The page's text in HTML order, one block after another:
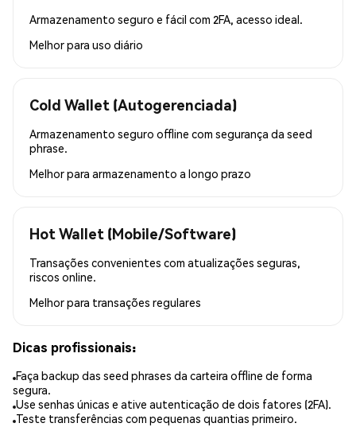
Armazenamento seguro e fácil com 2FA, acesso ideal.
Melhor para uso diário
Cold Wallet (Autogerenciada)
Armazenamento seguro offline com segurança da seed
phrase.
Melhor para armazenamento a longo prazo
Hot Wallet (Mobile/Software)
Transações convenientes com atualizações seguras,
riscos online.
Melhor para transações regulares
Dicas profissionais:
Faça backup das seed phrases da carteira offline de forma
segura.
Use senhas únicas e ative autenticação de dois fatores (2FA).
Teste transferências com pequenas quantias primeiro.